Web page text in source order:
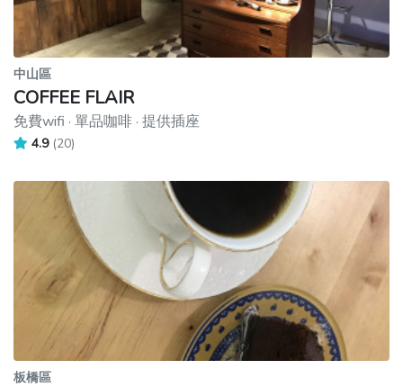
中山區
COFFEE FLAIR
免費wifi · 單品咖啡 · 提供插座
4.9 (20)
板橋區